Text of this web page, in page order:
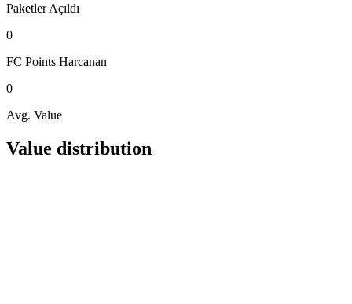
Paketler Açıldı
0
FC Points Harcanan
0
Avg. Value
Value distribution